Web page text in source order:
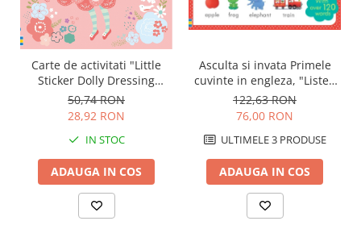
Carte de activitati "Little
Sticker Dolly Dressing
Fairy", 350 stickers, format
A5, Usborne
50,74 RON
28,92 RON
IN STOC
ADAUGA IN COS
Asculta si invata Primele
cuvinte in engleza, "Listen
and Learn First English
Words", Usborne
122,63 RON
76,00 RON
ULTIMELE 3 PRODUSE
ADAUGA IN COS